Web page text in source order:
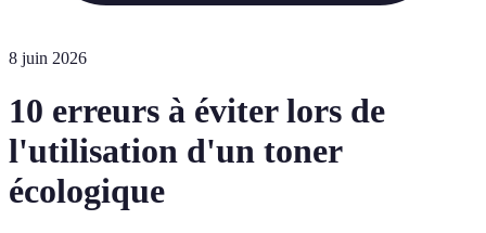
8 juin 2026
10 erreurs à éviter lors de
l'utilisation d'un toner
écologique